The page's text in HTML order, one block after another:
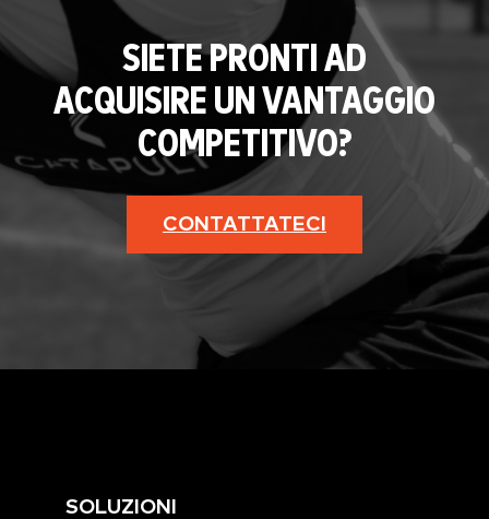
SIETE PRONTI AD
ACQUISIRE UN VANTAGGIO
COMPETITIVO?
CONTATTATECI
SOLUZIONI